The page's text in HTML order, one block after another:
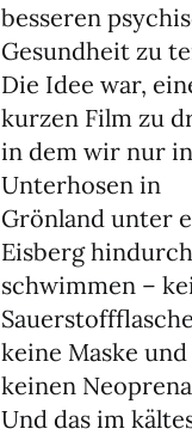
besseren
Gesundheit zu
Die Idee war,
kurzen Film zu
in dem wir nur in
Unterhosen in
Grönland unter
Eisberg hindurch
schwimmen –
keine Maske und
keinen
Und das im